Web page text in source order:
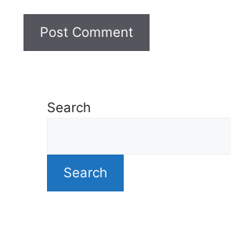
Search
Search